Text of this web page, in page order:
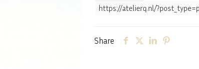
https://atelierq.nl/
Share